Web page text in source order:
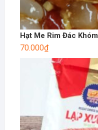
Hạt Me Rim Đác Khóm
70.000₫